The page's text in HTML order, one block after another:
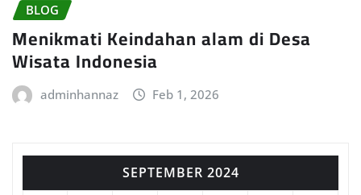
BLOG
Menikmati Keindahan alam di Desa
Wisata Indonesia
adminhannaz Feb 1, 2026
SEPTEMBER 2024